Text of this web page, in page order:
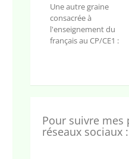
Une autre graine
consacrée à
l'enseignement du
français au CP/CE1 :
Pour suivre mes
réseaux sociaux :